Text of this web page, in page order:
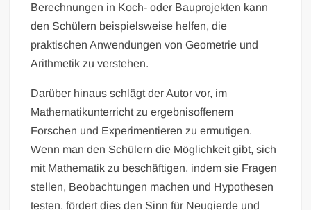
Berechnungen in Koch- oder Bauprojekten kann
den Schülern beispielsweise helfen, die
praktischen Anwendungen von Geometrie und
Arithmetik zu verstehen.
Darüber hinaus schlägt der Autor vor, im
Mathematikunterricht zu ergebnisoffenem
Forschen und Experimentieren zu ermutigen.
Wenn man den Schülern die Möglichkeit gibt, sich
mit Mathematik zu beschäftigen, indem sie Fragen
stellen, Beobachtungen machen und Hypothesen
testen, fördert dies den Sinn für Neugierde und